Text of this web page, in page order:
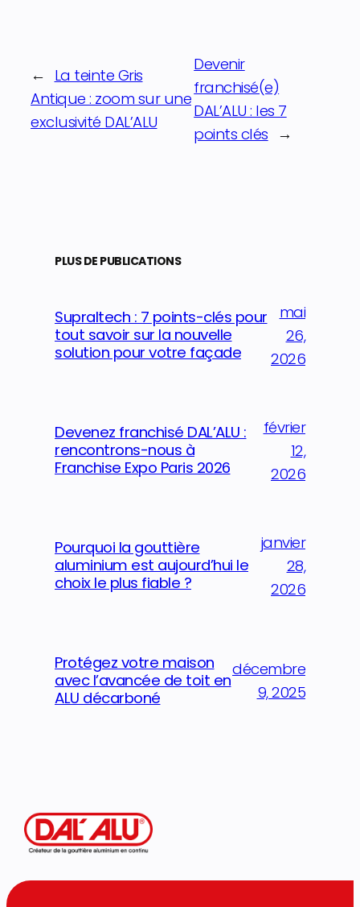
← La teinte Gris
Antique : zoom sur une
exclusivité DAL’ALU
Devenir
franchisé(e)
DAL’ALU : les 7
points clés →
PLUS DE PUBLICATIONS
Supraltech : 7 points-clés pour
tout savoir sur la nouvelle
solution pour votre façade
mai
26,
2026
Devenez franchisé DAL’ALU :
rencontrons-nous à
Franchise Expo Paris 2026
février
12,
2026
Pourquoi la gouttière
aluminium est aujourd’hui le
choix le plus fiable ?
janvier
28,
2026
Protégez votre maison
avec l’avancée de toit en
ALU décarboné
décembre
9, 2025